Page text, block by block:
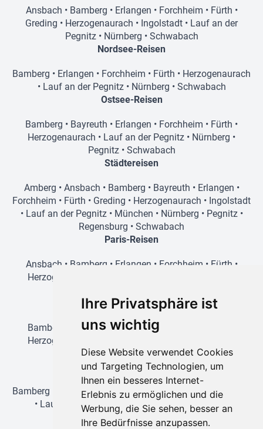
Ihre Privatsphäre ist
uns wichtig
Diese Website verwendet Cookies
und Targeting Technologien, um
Ihnen ein besseres Internet-
Erlebnis zu ermöglichen und die
Werbung, die Sie sehen, besser an
Ihre Bedürfnisse anzupassen.
Ansbach • Bamberg • Erlangen • Forchheim • Fürth •
Greding • Herzogenaurach • Ingolstadt • Lauf an der
Pegnitz• Nürnberg • Schwabach
Nordsee-Reisen
Bamberg • Erlangen • Forchheim • Fürth • Herzogenaurach
• Lauf an der Pegnitz• Nürnberg • Schwabach
Ostsee-Reisen
Bamberg • Bayreuth • Erlangen • Forchheim • Fürth •
Herzogenaurach • Lauf an der Pegnitz • Nürnberg •
Pegnitz• Schwabach
Städtereisen
Amberg • Ansbach • Bamberg • Bayreuth • Erlangen •
Forchheim • Fürth • Greding • Herzogenaurach • Ingolstadt
• Lauf an der Pegnitz• München • Nürnberg • Pegnitz•
Regensburg • Schwabach
Paris-Reisen
Ansbach • Bamberg • Erlangen • Forchheim • Fürth •
Herzogenaurach
Prag-Reisen
Bamberg Amberg•Erlangen•Forchheim
Herzogenaurach
Schwabach
Wien-Reisen
Bamberg Erlangen•Forchheim•Fürth•Herzogenaurach
• Lauf an der Pegnitz Nürnberg • Regensburg
Schwabach